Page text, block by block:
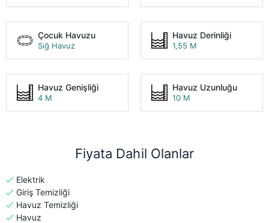
Çocuk Havuzu
Sığ Havuz
Havuz Derinliği
1,55 M
Havuz Genişliği
4 M
Havuz Uzunluğu
10 M
Fiyata Dahil Olanlar
Elektrik
Giriş Temizliği
Havuz Temizliği
Havuz